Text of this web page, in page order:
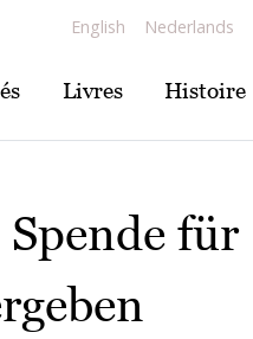
English Nederlands
Livres Histoire
für